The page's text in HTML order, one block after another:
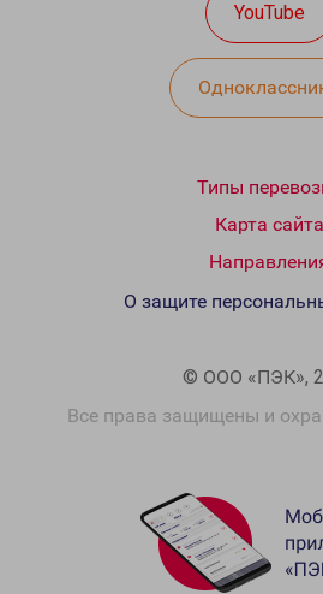
YouTube
Типы
Карта сайта
© ООО «ПЭК»,
Все права защищены и
О защите